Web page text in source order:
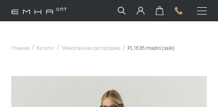
Главная / Каталог / Межсезонная распродажа / PL1636/madro (sale)